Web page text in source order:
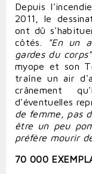
Depuis
2011, le
ont dû s'
côtés.
"En un
gardes du corps"
myope et son
traîne un air
crânement
d'éventuelles
de femme, pas
être un peu
préfère mourir
70 000